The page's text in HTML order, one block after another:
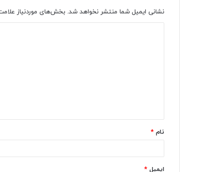
نشانی ایمیل شما منتشر نخواهد شد. بخش‌های موردنیاز
*
نام *
ایمیل *